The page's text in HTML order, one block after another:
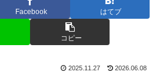
Facebook はてブ
コピー
2025.11.27 2026.06.08